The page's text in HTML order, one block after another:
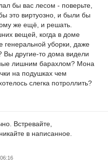
бы вас лесом - поверьте,
это виртуозно, и были бы
же ещё, и решать.
вещей, когда в доме
генеральной уборки, даже
Вы другие-то дома видели
лишним барахлом? Мона
на подушках чем
слегка потроллить?
Встревайте,
в написанное.